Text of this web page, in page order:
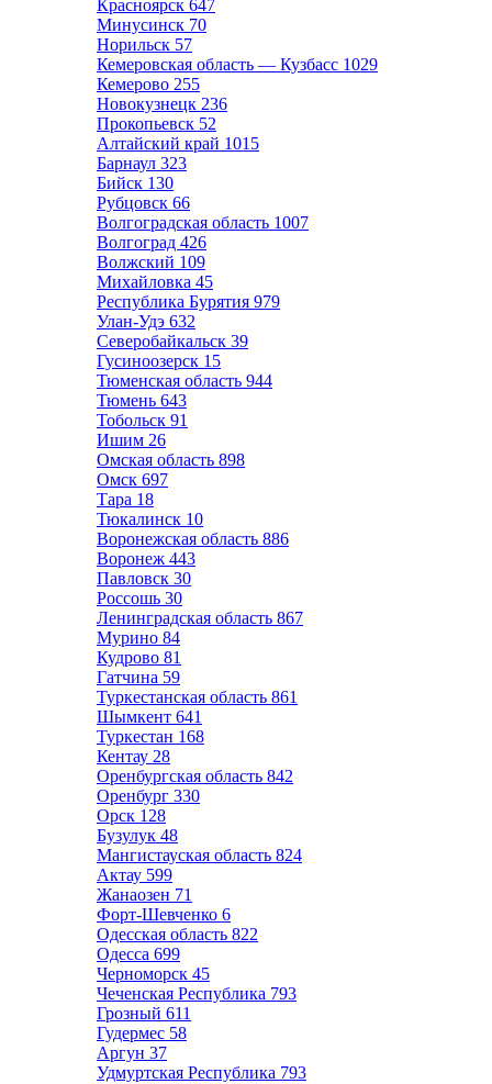
Красноярск 647
Минусинск 70
Норильск 57
Кемеровская область — Кузбасс 1029
Кемерово 255
Новокузнецк 236
Прокопьевск 52
Алтайский край 1015
Барнаул 323
Бийск 130
Рубцовск 66
Волгоградская область 1007
Волгоград 426
Волжский 109
Михайловка 45
Республика Бурятия 979
Улан-Удэ 632
Северобайкальск 39
Гусиноозерск 15
Тюменская область 944
Тюмень 643
Тобольск 91
Ишим 26
Омская область 898
Омск 697
Тара 18
Тюкалинск 10
Воронежская область 886
Воронеж 443
Павловск 30
Россошь 30
Ленинградская область 867
Мурино 84
Кудрово 81
Гатчина 59
Туркестанская область 861
Шымкент 641
Туркестан 168
Кентау 28
Оренбургская область 842
Оренбург 330
Орск 128
Бузулук 48
Мангистауская область 824
Актау 599
Жанаозен 71
Форт-Шевченко 6
Одесская область 822
Одесса 699
Черноморск 45
Чеченская Республика 793
Грозный 611
Гудермес 58
Аргун 37
Удмуртская Республика 793